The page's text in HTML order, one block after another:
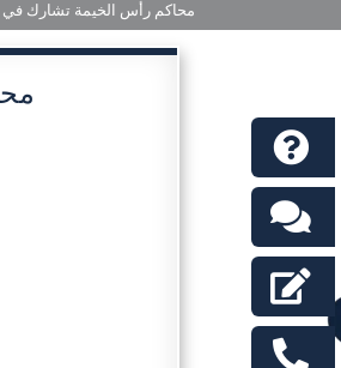
محاكم رأس الخيمة تشارك في